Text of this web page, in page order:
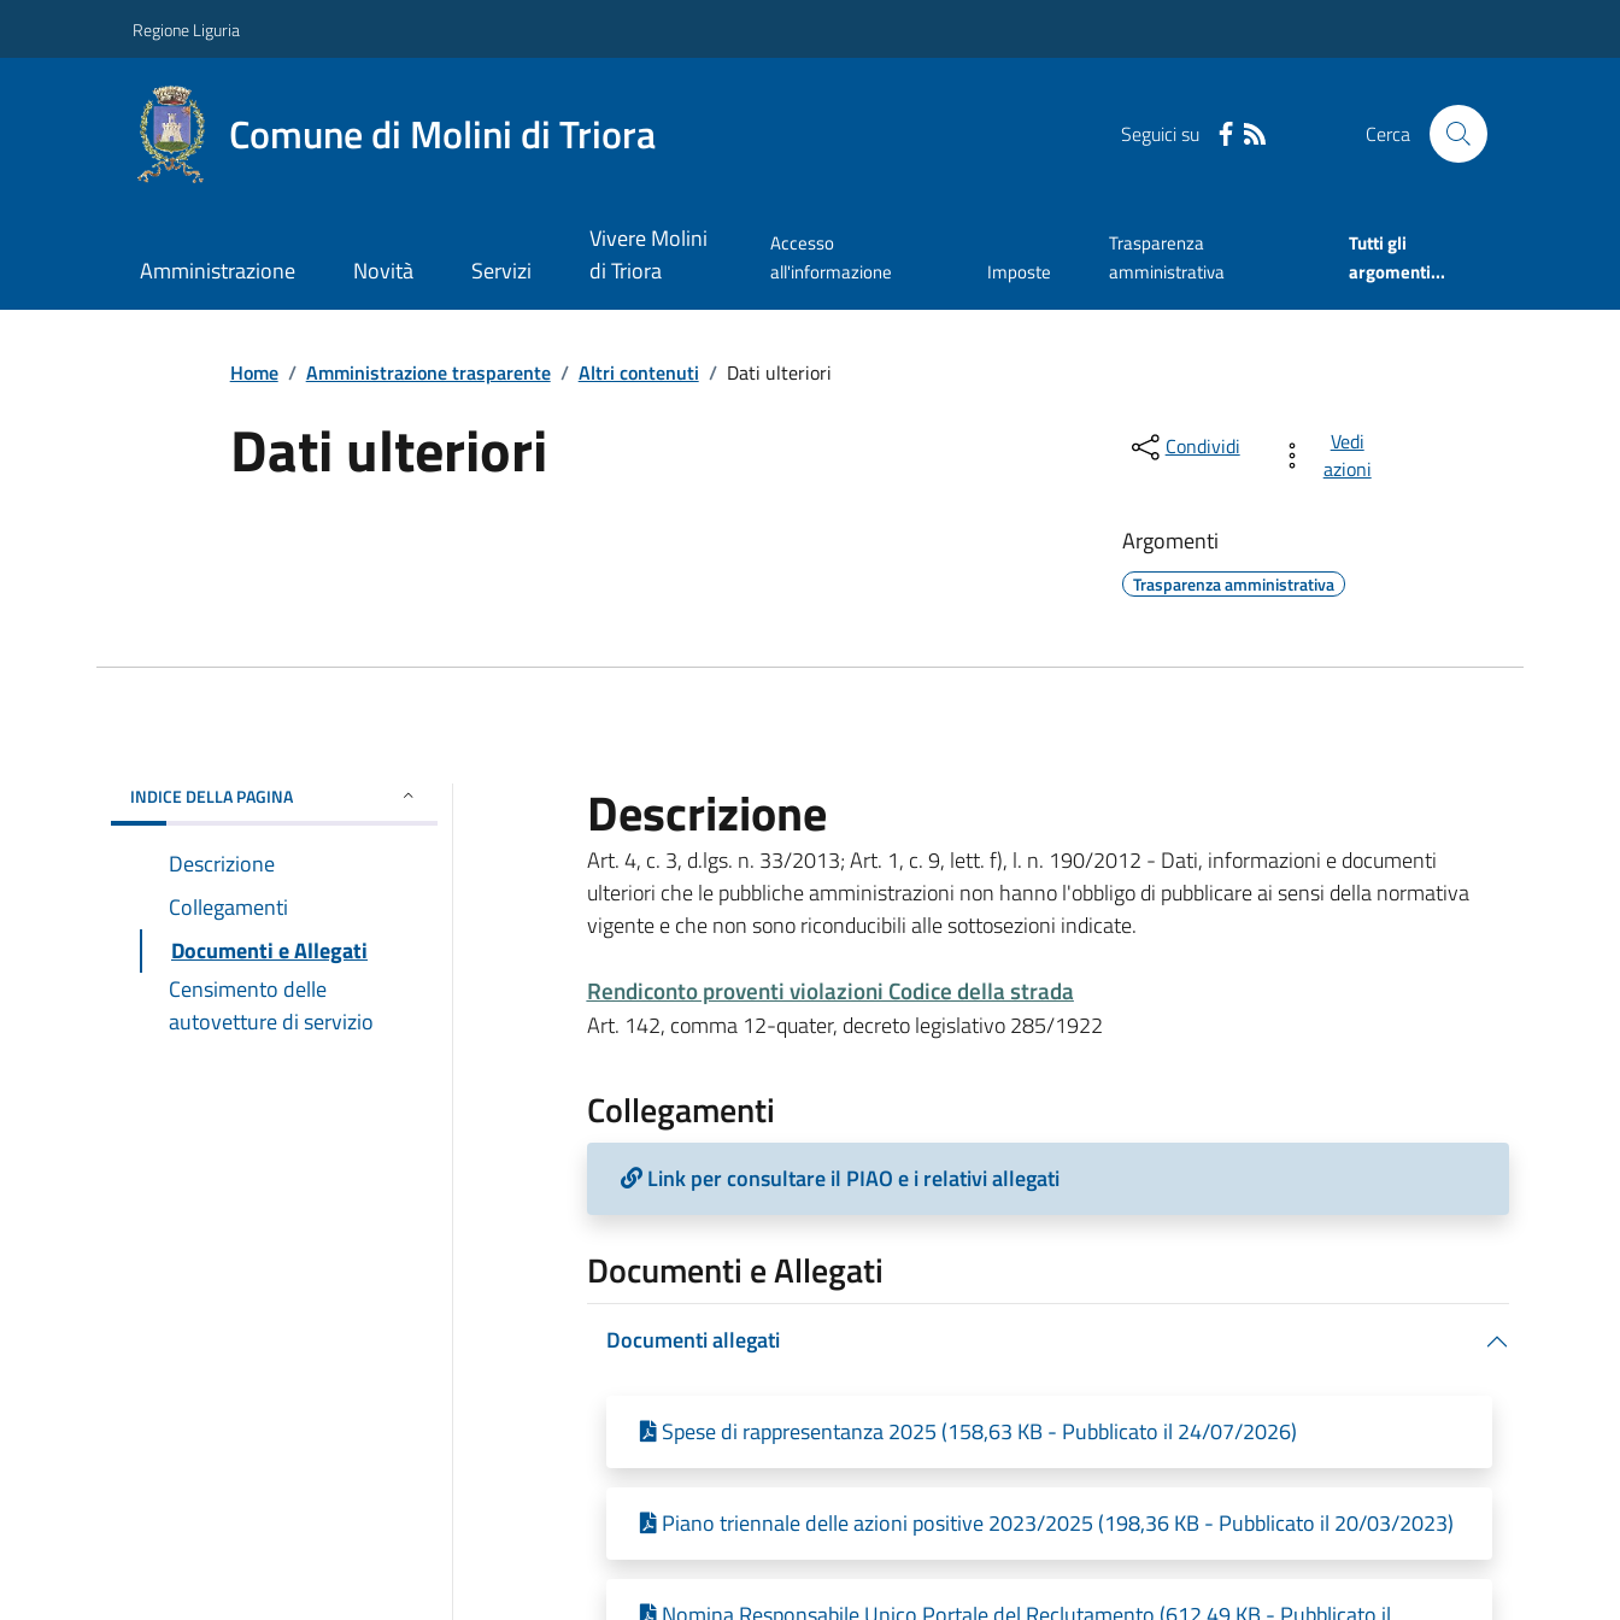
Regione Liguria
Comune di Molini di Triora Seguici su Cerca
Amministrazione Novità Servizi
Vivere Molini
di Triora
Accesso
all'informazione
Imposte
Trasparenza
amministrativa
Tutti gli
argomenti...
Home / Amministrazione trasparente / Altri contenuti / Dati ulteriori
Dati ulteriori Condividi
Vedi
azioni
Argomenti
Trasparenza amministrativa
INDICE DELLA PAGINA
Descrizione
Collegamenti
Documenti e Allegati
Censimento delle
autovetture di servizio
Descrizione
Art. 4, c. 3, d.lgs. n. 33/2013; Art. 1, c. 9, lett. f), l. n. 190/2012 - Dati, informazioni e documenti
ulteriori che le pubbliche amministrazioni non hanno l'obbligo di pubblicare ai sensi della normativa
vigente e che non sono riconducibili alle sottosezioni indicate.
Rendiconto proventi violazioni Codice della strada
Art. 142, comma 12-quater, decreto legislativo 285/1922
Collegamenti
Link per consultare il PIAO e i relativi allegati
Documenti e Allegati
Documenti allegati
Spese di rappresentanza 2025 (158,63 KB - Pubblicato il 24/07/2026)
Piano triennale delle azioni positive 2023/2025 (198,36 KB - Pubblicato il 20/03/2023)